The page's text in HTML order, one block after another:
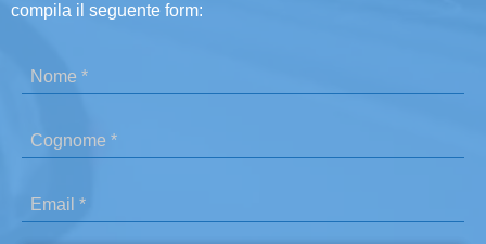
compila il seguente form: